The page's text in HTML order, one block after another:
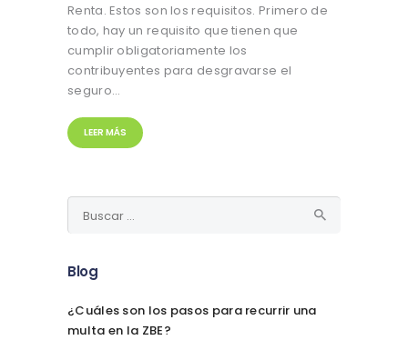
Renta. Estos son los requisitos. Primero de
todo, hay un requisito que tienen que
cumplir obligatoriamente los
contribuyentes para desgravarse el
seguro…
LEER MÁS
Blog
¿Cuáles son los pasos para recurrir una
multa en la ZBE?